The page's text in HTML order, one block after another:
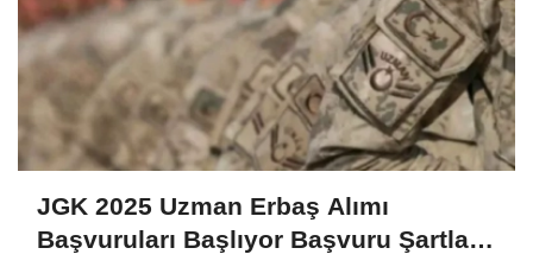
JGK 2025 Uzman Erbaş Alımı
Başvuruları Başlıyor Başvuru Şartları